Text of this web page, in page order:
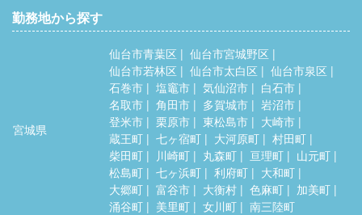
勤務地から探す
宮城県
仙台市青葉区
仙台市宮城野区
仙台市若林区
仙台市太白区
仙台市泉区
石巻市
塩竈市 気仙沼市
白石市
名取市
角田市 多賀城市
岩沼市
登米市
栗原市 東松島市
大崎市
蔵王町
七ヶ宿町 大河原町
村田町
柴田町
川崎町 丸森町 亘理町
山元町
松島町
七ヶ浜町 利府町
大和町
大郷町
富谷市 大衡村 色麻町
加美町
涌谷町
美里町 女川町
南三陸町